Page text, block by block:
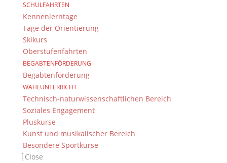
SCHULFAHRTEN
Kennenlerntage
Tage der Orientierung
Skikurs
Oberstufenfahrten
BEGABTENFÖRDERUNG
Begabtenförderung
WAHLUNTERRICHT
Technisch-naturwissenschaftlichen Bereich
Soziales Engagement
Pluskurse
Kunst und musikalischer Bereich
Besondere Sportkurse
Close
Suche
Newsarchiv
Newsarchiv